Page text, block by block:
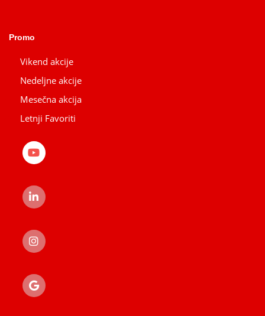
Promo
Vikend akcije
Nedeljne akcije
Mesečna akcija
Letnji Favoriti